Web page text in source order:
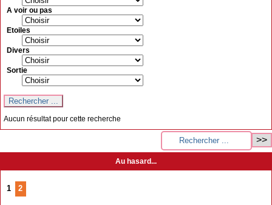
A voir ou pas
Etoiles
Divers
Sortie
Aucun résultat pour cette recherche
Au hasard...
1 2